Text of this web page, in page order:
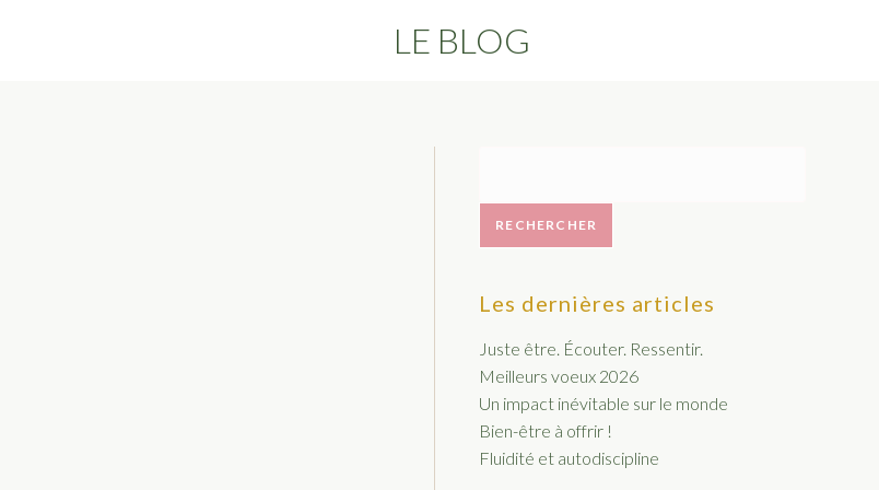
LE BLOG
RECHERCHER
Les dernières articles
Juste être. Écouter. Ressentir.
Meilleurs voeux 2026
Un impact inévitable sur le monde
Bien-être à offrir !
Fluidité et autodiscipline